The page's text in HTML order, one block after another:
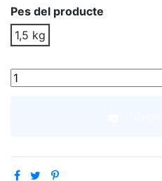
Pes del producte
1,5 kg